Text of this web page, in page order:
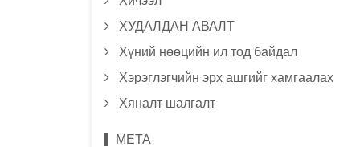
ХУДАЛДАН АВАЛТ
Хүний нөөцийн ил тод байдал
Хэрэглэгчийн эрх ашгийг хамгаалах
Хяналт шалгалт
МЕТА